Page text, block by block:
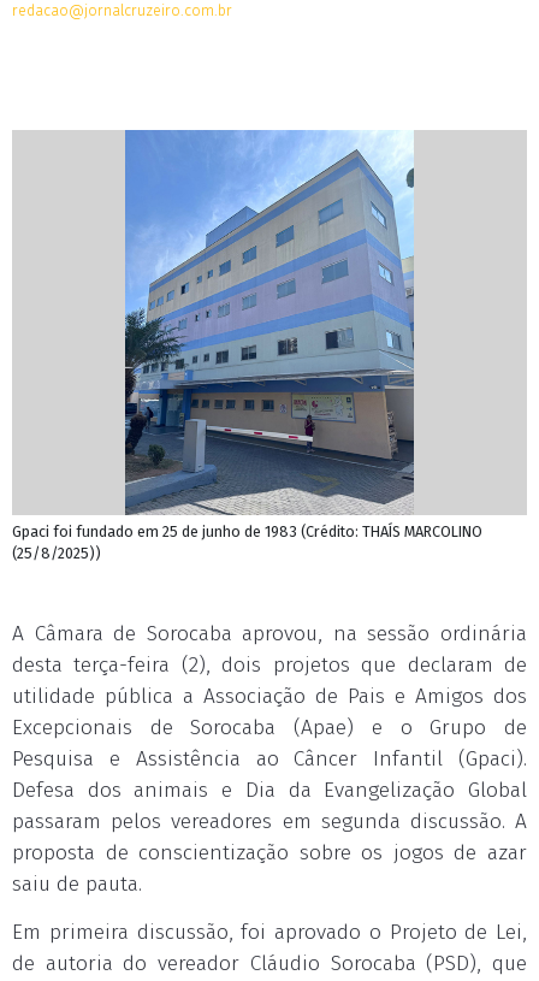
redacao@jornalcruzeiro.com.br
Gpaci foi fundado em 25 de junho de 1983 (Crédito: THAÍS MARCOLINO
(25/8/2025))
A Câmara de Sorocaba aprovou, na sessão ordinária
desta terça-feira (2), dois projetos que declaram de
utilidade pública a Associação de Pais e Amigos dos
Excepcionais de Sorocaba (Apae) e o Grupo de
Pesquisa e Assistência ao Câncer Infantil (Gpaci).
Defesa dos animais e Dia da Evangelização Global
passaram pelos vereadores em segunda discussão. A
proposta de conscientização sobre os jogos de azar
saiu de pauta.
Em primeira discussão, foi aprovado o Projeto de Lei,
de autoria do vereador Cláudio Sorocaba (PSD), que